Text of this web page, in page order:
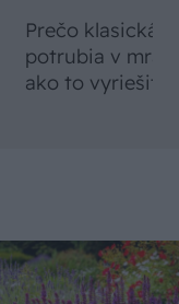
Prečo klasická
potrubia v
ako to vyriešiť